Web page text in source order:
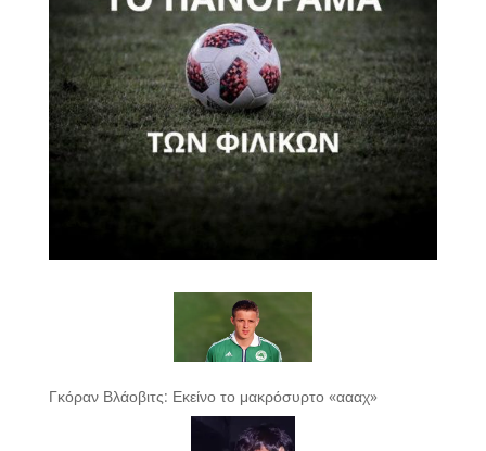
Γκόραν Βλάοβιτς: Εκείνο το μακρόσυρτο «αααχ»